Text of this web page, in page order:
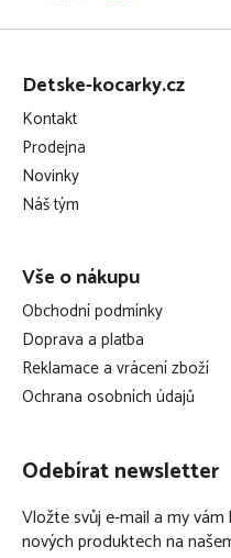
Z
Detske-kocarky.cz
Kontakt
Prodejna
Novinky
Náš tým
Vše o nákupu
Obchodní podmínky
Doprava a platba
Reklamace a vrácení zboží
Ochrana osobních údajů
Odebírat newsletter
Vložte svůj e-mail a my
nových produktech na